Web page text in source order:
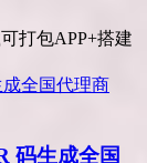
打包APP+搭建
码生成全国